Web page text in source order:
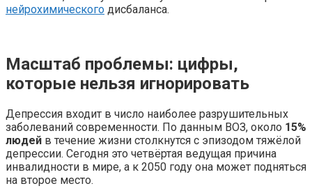
нейрохимического дисбаланса.
Масштаб проблемы: цифры,
которые нельзя игнорировать
Депрессия входит в число наиболее разрушительных
заболеваний современности. По данным ВОЗ, около 15%
людей в течение жизни столкнутся с эпизодом тяжёлой
депрессии. Сегодня это четвёртая ведущая причина
инвалидности в мире, а к 2050 году она может подняться
на второе место.